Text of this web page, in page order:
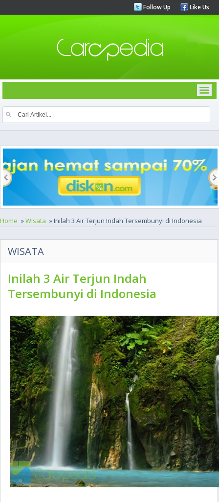
Follow Up Like Us
Home »Wisata » Inilah 3 Air Terjun Indah Tersembunyi di Indonesia
WISATA
Inilah 3 Air Terjun Indah
Tersembunyi di Indonesia